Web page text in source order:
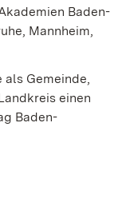
Baden-
Mannheim,
als Gemeinde,
einen
Baden-